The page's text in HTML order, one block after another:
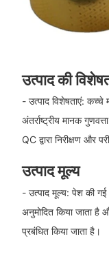
उत्पाद की
- उत्पाद विशेषताएं: कच्चे
अंतर्राष्ट्रीय मानक
QC द्वारा निरीक्षण और
उत्पाद मूल्य
- उत्पाद मूल्य: पेश की
अनुमोदित किया जाता
प्रबंधित किया जाता है।